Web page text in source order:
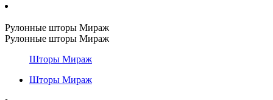
Рулонные шторы Мираж
Рулонные шторы Мираж
Шторы Мираж
Шторы Мираж